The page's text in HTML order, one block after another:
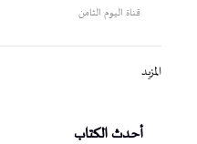
قناة اليوم الثامن
المزيد
أحدث الكتاب